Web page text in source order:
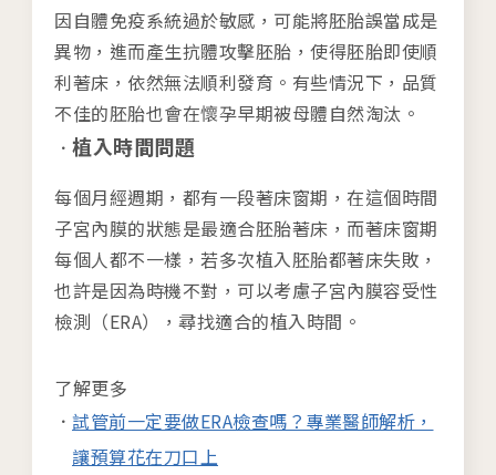
因自體免疫系統過於敏感，可能將胚胎誤當成是
異物，進而產生抗體攻擊胚胎，使得胚胎即使順
利著床，依然無法順利發育。有些情況下，品質
不佳的胚胎也會在懷孕早期被母體自然淘汰。
植入時間問題
每個月經週期，都有一段著床窗期，在這個時間
子宮內膜的狀態是最適合胚胎著床，而著床窗期
每個人都不一樣，若多次植入胚胎都著床失敗，
也許是因為時機不對，可以考慮子宮內膜容受性
檢測（ERA），尋找適合的植入時間。
了解更多
試管前一定要做ERA檢查嗎？專業醫師解析，
讓預算花在刀口上